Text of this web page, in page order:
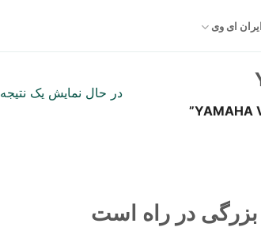
ایران ای وی
در حال نمایش یک نتیجه
بزرگی در راه است